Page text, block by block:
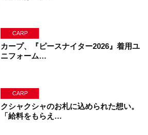
CARP
カープ、『ピースナイター2026』着用ユ
ニフォーム…
CARP
クシャクシャのお札に込められた想い。
「給料をもらえ…